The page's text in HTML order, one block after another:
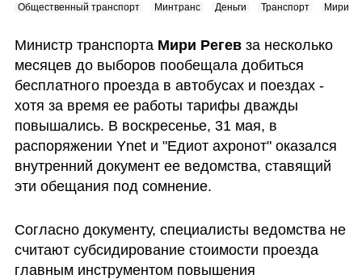
Общественный транспорт Минтранс Деньги Транспорт Мири
Министр транспорта Мири Регев за несколько
месяцев до выборов пообещала добиться
бесплатного проезда в автобусах и поездах -
хотя за время ее работы тарифы дважды
повышались. В воскресенье, 31 мая, в
распоряжении Ynet и "Едиот ахронот" оказался
внутренний документ ее ведомства, ставящий
эти обещания под сомнение.
Согласно документу, специалисты ведомства не
считают субсидирование стоимости проезда
главным инструментом повышения